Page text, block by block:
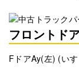
フロントド
FドアAy(左) (い